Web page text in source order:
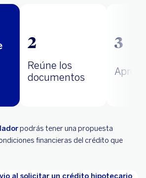
2
Reúne los
documentos
3
podrás tener una propuesta
financieras del crédito que
al solicitar un crédito hipotecario